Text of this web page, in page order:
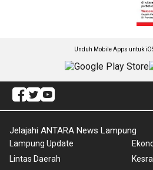
Unduh Mobile Apps untuk
Jelajahi ANTARA News Lampung
Lampung Update
Lintas Daerah
Kesra